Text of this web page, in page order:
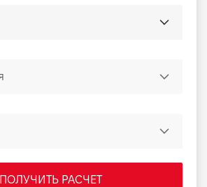
ПОЛУЧИТЬ РАСЧЕТ